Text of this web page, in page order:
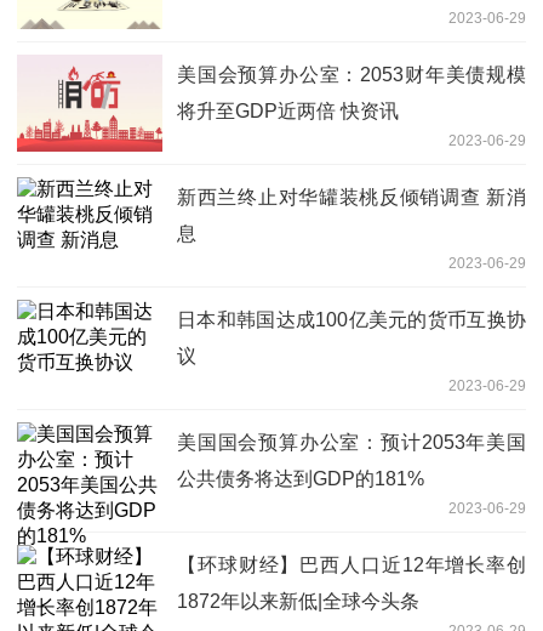
2023-06-29
美国会预算办公室：2053财年美债规模
将升至GDP近两倍 快资讯
2023-06-29
新西兰终止对华罐装桃反倾销调查 新消
息
2023-06-29
日本和韩国达成100亿美元的货币互换协
议
2023-06-29
美国国会预算办公室：预计2053年美国
公共债务将达到GDP的181%
2023-06-29
【环球财经】巴西人口近12年增长率创
1872年以来新低|全球今头条